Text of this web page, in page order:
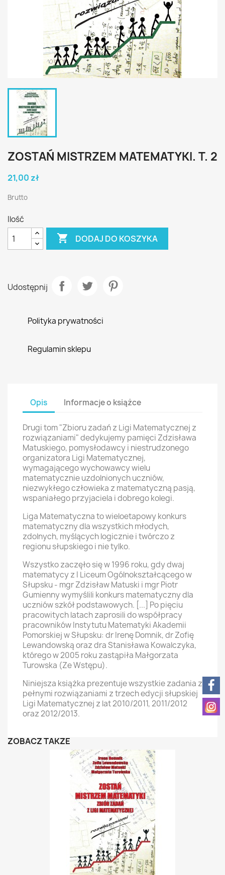
ZOSTAŃ MISTRZEM MATEMATYKI. T. 2
21,00 zł
Brutto
Ilość
 DODAJ DO KOSZYKA
Udostępnij
Polityka prywatności
Regulamin sklepu
Opis Informacje o książce
Drugi tom "Zbioru zadań z Ligi Matematycznej z
rozwiązaniami" dedykujemy pamięci Zdzisława
Matuskiego, pomysłodawcy i niestrudzonego
organizatora Ligi Matematycznej,
wymagającego wychowawcy wielu
matematycznie uzdolnionych uczniów,
niezwykłego człowieka z matematyczną pasją,
wspaniałego przyjaciela i dobrego kolegi.
Liga Matematyczna to wieloetapowy konkurs
matematyczny dla wszystkich młodych,
zdolnych, myślących logicznie i twórczo z
regionu słupskiego i nie tylko.
Wszystko zaczęło się w 1996 roku, gdy dwaj
matematycy z I Liceum Ogólnokształcącego w
Słupsku - mgr Zdzisław Matuski i mgr Piotr
Gumienny wymyślili konkurs matematyczny dla
uczniów szkół podstawowych. [...] Po pięciu
pracowitych latach zaprosili do współpracy
pracowników Instytutu Matematyki Akademii
Pomorskiej w Słupsku: dr Irenę Domnik, dr Zofię
Lewandowską oraz dra Stanisława Kowalczyka,
którego w 2005 roku zastąpiła Małgorzata
Turowska (Ze Wstępu).
Niniejsza książka prezentuje wszystkie zadania z
pełnymi rozwiązaniami z trzech edycji słupskiej
Ligi Matematycznej z lat 2010/2011, 2011/2012
oraz 2012/2013.
ZOBACZ TAKŻE